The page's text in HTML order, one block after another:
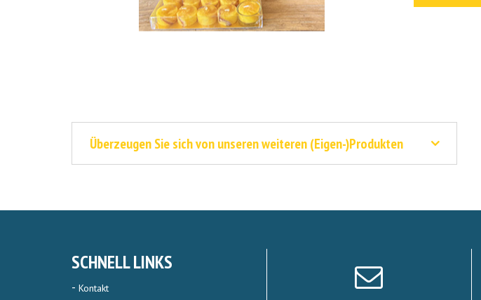
Überzeugen Sie sich von unseren weiteren (Eigen-)Produkten
Mehr erfahren
SCHNELL LINKS
Kontakt